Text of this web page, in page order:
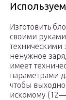
Изготовить
своими
техническими
ненужное
имеет
параметрами
чтобы
искомому